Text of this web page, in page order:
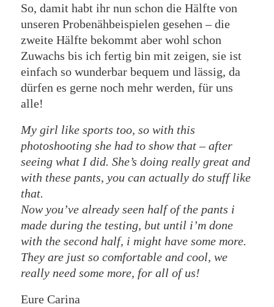
So, damit habt ihr nun schon die Hälfte von
unseren Probenähbeispielen gesehen – die
zweite Hälfte bekommt aber wohl schon
Zuwachs bis ich fertig bin mit zeigen, sie ist
einfach so wunderbar bequem und lässig, da
dürfen es gerne noch mehr werden, für uns
alle!
My girl like sports too, so with this
photoshooting she had to show that – after
seeing what I did. She’s doing really great and
with these pants, you can actually do stuff like
that.
Now you’ve already seen half of the pants i
made during the testing, but until i’m done
with the second half, i might have some more.
They are just so comfortable and cool, we
really need some more, for all of us!
Eure Carina